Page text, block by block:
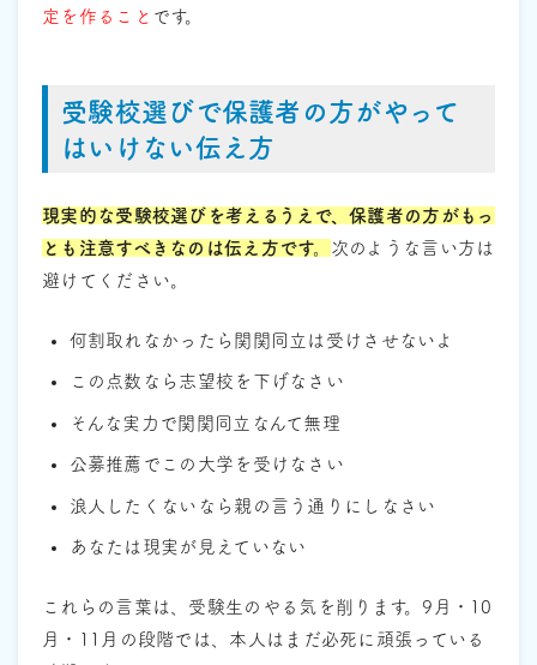
定を作ること です。
受験校選びで保護者の方がやって
はいけない伝え方
現実的な受験校選びを考えるうえで、保護者の方がもっ
とも注意すべきなのは伝え方です。 次のような言い方は
避けてください。
何割取れなかったら関関同立は受けさせないよ
この点数なら志望校を下げなさい
そんな実力で関関同立なんて無理
公募推薦でこの大学を受けなさい
浪人したくないなら親の言う通りにしなさい
あなたは現実が見えていない
これらの言葉は、受験生のやる気を削ります。9月・10
月・11月の段階では、本人はまだ必死に頑張っている